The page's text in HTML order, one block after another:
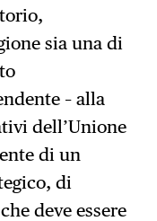
sia una di
– alla
dell’Unione
di un
di
deve essere